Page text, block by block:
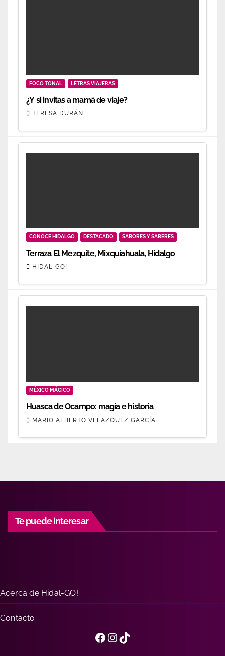
FOCO TONAL LETRAS VIAJERAS
¿Y si invitas a mamá de viaje?
TERESA DURÁN
CONOCE HIDALGO DESTACADO SABORES Y SABERES
Terraza El Mezquite, Mixquiahuala, Hidalgo
HIDAL-GO!
MÉXICO MÁGICO
Huasca de Ocampo: magia e historia
MARIO ALBERTO VELÁZQUEZ GARCÍA
Te puede interesar
Acerca de Hidal-GO!
Contacto
Facebook InstagramTikTok